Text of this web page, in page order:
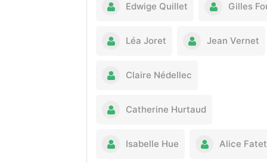
Edwige Quillet Gilles
Léa Joret Jean Vernet
Claire Nédellec
Catherine Hurtaud
Isabelle Hue Alice Fatet